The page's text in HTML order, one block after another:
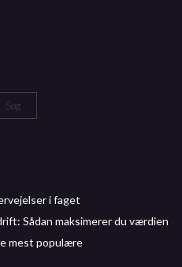
Søg
i faget
Sådan maksimerer du værdien
mest populære